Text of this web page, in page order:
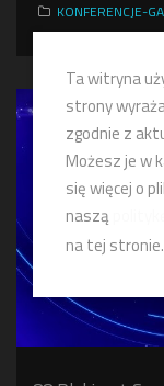
KONFERENCJE-
Ta witryna
strony
zgodnie z
Możesz je w
się więcej o
naszą
na tej stronie.